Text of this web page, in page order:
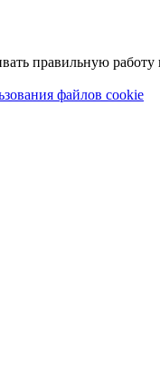
правильную работу
файлов cookie